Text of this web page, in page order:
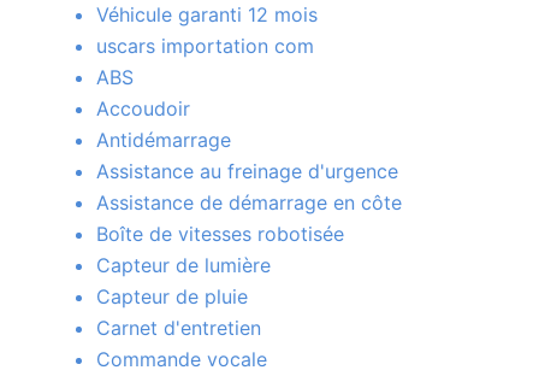
Véhicule garanti 12 mois
uscars importation com
ABS
Accoudoir
Antidémarrage
Assistance au freinage d'urgence
Assistance de démarrage en côte
Boîte de vitesses robotisée
Capteur de lumière
Capteur de pluie
Carnet d'entretien
Commande vocale